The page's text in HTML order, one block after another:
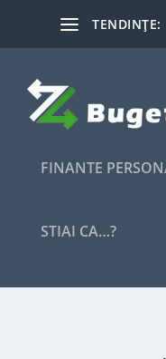
TENDINȚE:
FINANTE
STIAI CA…?